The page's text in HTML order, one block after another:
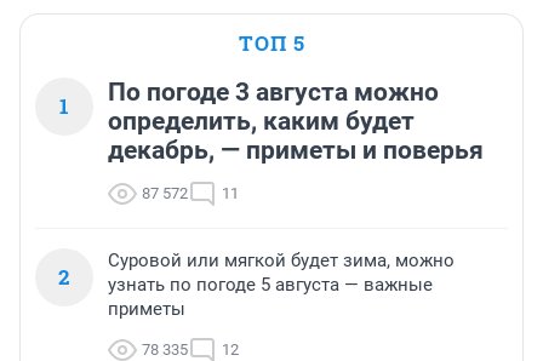
ТОП 5
1
По погоде 3 августа можно
определить, каким будет
декабрь, — приметы и поверья
87 572 11
2
Суровой или мягкой будет зима, можно
узнать по погоде 5 августа — важные
приметы
78 335 12